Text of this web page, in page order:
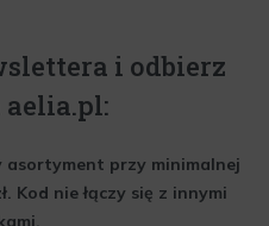
i odbierz
aelia.pl:
asortyment przy minimalnej
Kod nie łączy się z innymi